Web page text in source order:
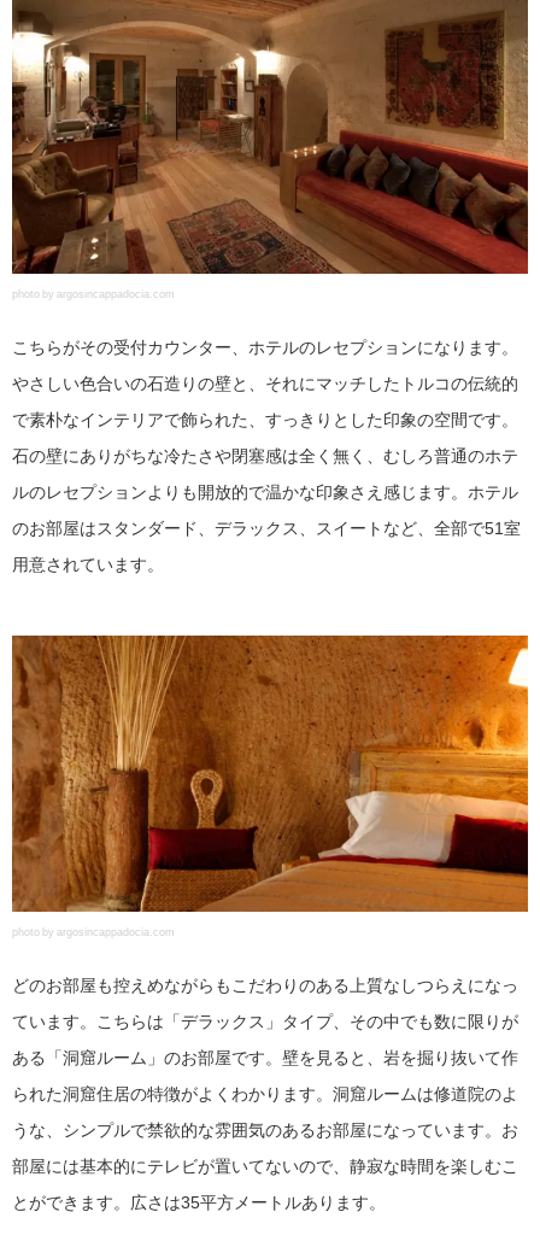
photo by argosincappadocia.com
こちらがその受付カウンター、ホテルのレセプションになります。
やさしい色合いの石造りの壁と、それにマッチしたトルコの伝統的
で素朴なインテリアで飾られた、すっきりとした印象の空間です。
石の壁にありがちな冷たさや閉塞感は全く無く、むしろ普通のホテ
ルのレセプションよりも開放的で温かな印象さえ感じます。ホテル
のお部屋はスタンダード、デラックス、スイートなど、全部で51室
用意されています。
photo by argosincappadocia.com
どのお部屋も控えめながらもこだわりのある上質なしつらえになっ
ています。こちらは「デラックス」タイプ、その中でも数に限りが
ある「洞窟ルーム」のお部屋です。壁を見ると、岩を掘り抜いて作
られた洞窟住居の特徴がよくわかります。洞窟ルームは修道院のよ
うな、シンプルで禁欲的な雰囲気のあるお部屋になっています。お
部屋には基本的にテレビが置いてないので、静寂な時間を楽しむこ
とができます。広さは35平方メートルあります。